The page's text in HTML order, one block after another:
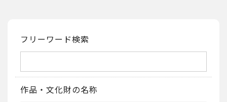
フリーワード検索
作品・文化財の名称